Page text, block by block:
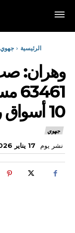
الرئيسية جهوي
وهران:
10 أسواق رحمة
جهوي
نشر يوم 17 يناير 2026